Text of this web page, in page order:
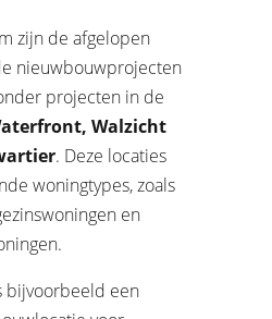
zijn de afgelopen
nieuwbouwprojecten
projecten in de
Walzicht
. Deze locaties
woningtypes, zoals
en
bijvoorbeeld een